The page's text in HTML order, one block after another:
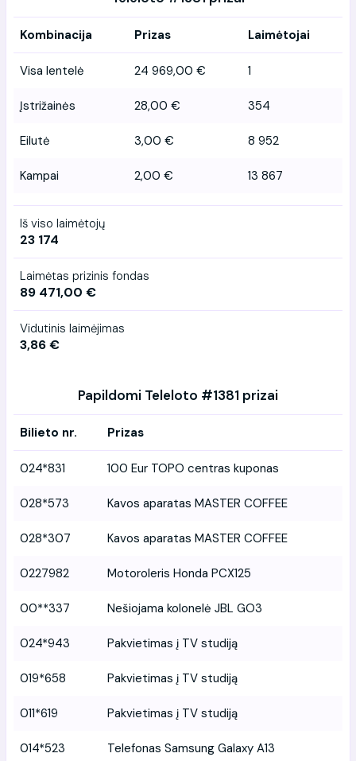
Kombinacija Prizas Laimėtojai
Visa lentelė 24 969,00 € 1
Įstrižainės 28,00 € 354
Eilutė 3,00 € 8 952
Kampai 2,00 € 13 867
Iš viso laimėtojų
23 174
Laimėtas prizinis fondas
89 471,00 €
Vidutinis laimėjimas
3,86 €
Papildomi Teleloto #1381 prizai
Bilieto nr. Prizas
024*831 100 Eur TOPO centras kuponas
028*573 Kavos aparatas MASTER COFFEE
028*307 Kavos aparatas MASTER COFFEE
0227982 Motoroleris Honda PCX125
00**337 Nešiojama kolonelė JBL GO3
024*943 Pakvietimas į TV studiją
019*658 Pakvietimas į TV studiją
011*619 Pakvietimas į TV studiją
014*523 Telefonas Samsung Galaxy A13